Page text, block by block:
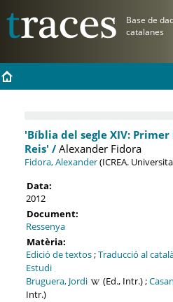
'Bíblia del segle XIV:
Reis' /Alexander Fidora
Fidora, Alexander(ICREA.
Data:
2012
Document:
Ressenya
Matèria:
Edició de textos;Traducció al
Estudi
Bruguera, Jordi
(Ed., Intr.) ;
Intr.)